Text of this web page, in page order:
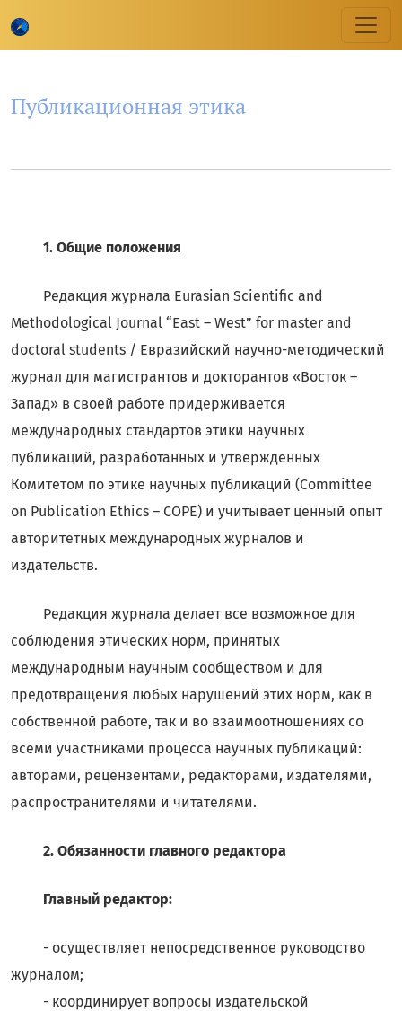
Публикационная этика
Публикационная этика
1. Общие положения
Редакция журнала Eurasian Scientific and
Methodological Journal “East – West” for master and
doctoral students / Евразийский научно-методический
журнал для магистрантов и докторантов «Восток –
Запад» в своей работе придерживается
международных стандартов этики научных
публикаций, разработанных и утвержденных
Комитетом по этике научных публикаций (Committee
on Publication Ethics – COPE) и учитывает ценный опыт
авторитетных международных журналов и
издательств.
Редакция журнала делает все возможное для
соблюдения этических норм, принятых
международным научным сообществом и для
предотвращения любых нарушений этих норм, как в
собственной работе, так и во взаимоотношениях со
всеми участниками процесса научных публикаций:
авторами, рецензентами, редакторами, издателями,
распространителями и читателями.
2. Обязанности главного редактора
Главный редактор:
- осуществляет непосредственное руководство
журналом;
- координирует вопросы издательской